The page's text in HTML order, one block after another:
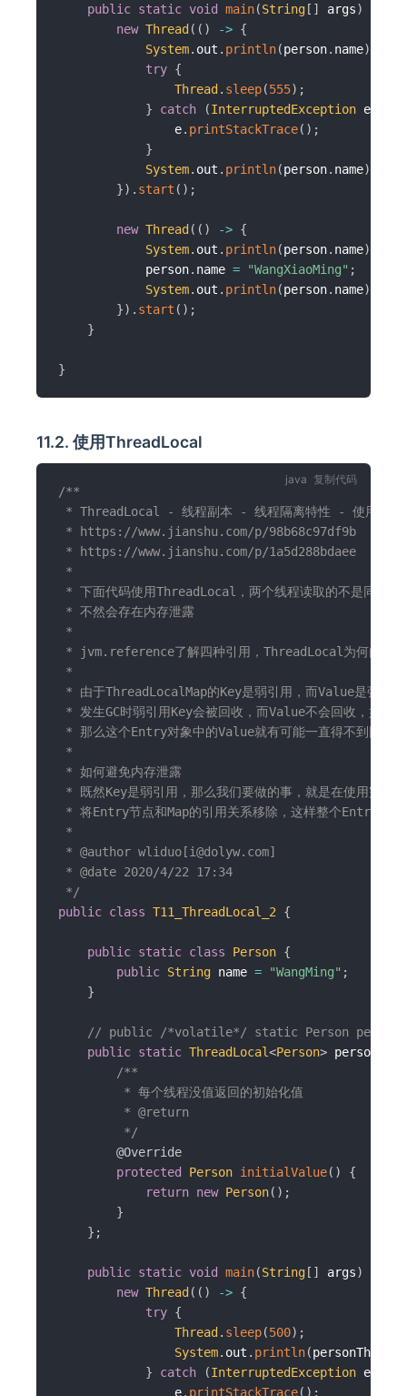
public static void main(String [ ] args)
new Thread ( ( ) -> {
System. out . println(person. name)
try {
Thread . sleep(555) ;
}
catch (InterruptedException e
                e
. printStackTrace( ) ;
}
System. out . println(person. name)
}) . start ( ) ;
new Thread ( ( ) -> {
System. out . println(person. name)
            person
. name = "WangXiaoMing" ;
System. out . println(person. name)
}) . start ( ) ;
}
}
11.2. 使用ThreadLocal
/**
* ThreadLocal - 线程副本 - 线程隔离特性 - 使用
* https://www.jianshu.com/p/98b68c97df9b
* https://www.jianshu.com/p/1a5d288bdaee
*
* 下面代码使用ThreadLocal，两个线程读取的不是同一
* 不然会存在内存泄露
*
* jvm.reference了解四种引用，ThreadLocal为何内存
*
* 由于ThreadLocalMap的Key是弱引用，而Value是强引
* 发生GC时弱引用Key会被回收，而Value不会回收，如果
* 那么这个Entry对象中的Value就有可能一直得不到回收
*
* 如何避免内存泄露
* 既然Key是弱引用，那么我们要做的事，就是在使用完
* 将Entry节点和Map的引用关系移除，这样整个Entry对象
*
* @author wliduo[i@dolyw.com]
* @date 2020/4/22 17:34
*/
public class T11_ThreadLocal_2 {
public static class Person {
public String name = "WangMing" ;
}
// public /*volatile*/ static Person person
public static ThreadLocal<Person>
/**
         * 每个线程没值返回的初始化值
         * @return
         */
@Override
protected
Person initialValue( )
{
return new Person( ) ;
}
} ;
public static void main(String [ ] args)
new Thread ( ( ) -> {
try {
Thread . sleep(500) ;
System. out . println(
}
catch (InterruptedException e
                e
. printStackTrace( ) ;
复制代码